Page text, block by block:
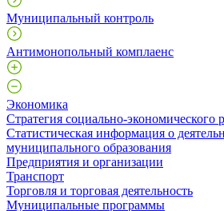
Муниципальный контроль
Антимонопольный комплаенс
Экономика
Стратегия социально-экономического
Статистическая информация о
муниципального образования
Предприятия и организации
Транспорт
Торговля и торговая деятельность
Муниципальные программы